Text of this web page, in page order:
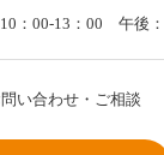
10：00-13：00 午後
い合わせ・ご相談